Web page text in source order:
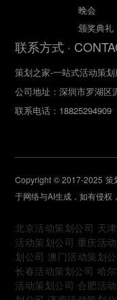
晚会
颁奖典礼
联系方式 ·
策划之家-一站式活动策
公司地址：深圳市罗湖区
联系电话：18825294909
Copyright © 2017-2025 策
于网络与AI生成，如有侵权
北京活动策划公司 天
活动策划公司 重庆活
划公司 澳门活动策划
长春活动策划公司 哈
活动策划公司 合肥活